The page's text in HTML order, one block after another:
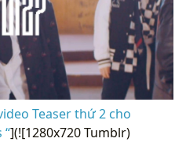
Teaser thứ 2 cho
“](![1280x720 Tumblr)